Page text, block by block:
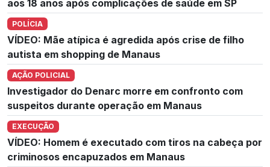
aos 18 anos após complicações de saúde em SP
POLÍCIA
VÍDEO: Mãe atípica é agredida após crise de filho
autista em shopping de Manaus
AÇÃO POLICIAL
Investigador do Denarc morre em confronto com
suspeitos durante operação em Manaus
EXECUÇÃO
VÍDEO: Homem é executado com tiros na cabeça por
criminosos encapuzados em Manaus